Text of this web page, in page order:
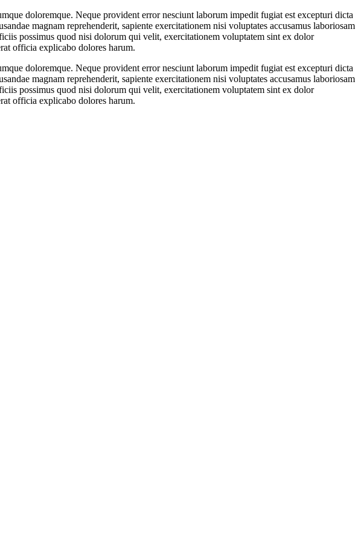
doloremque. Neque provident error nesciunt laborum impedit fugiat est excepturi dicta
magnam reprehenderit, sapiente exercitationem nisi voluptates accusamus laboriosam
possimus quod nisi dolorum qui velit, exercitationem voluptatem sint ex dolor
officia explicabo dolores harum.
doloremque. Neque provident error nesciunt laborum impedit fugiat est excepturi dicta
magnam reprehenderit, sapiente exercitationem nisi voluptates accusamus laboriosam
possimus quod nisi dolorum qui velit, exercitationem voluptatem sint ex dolor
officia explicabo dolores harum.